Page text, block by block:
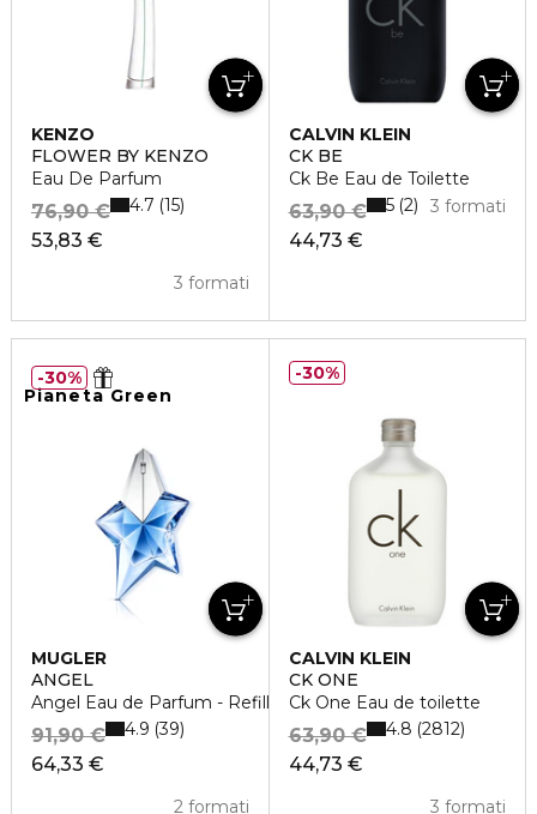
KENZO
FLOWER BY KENZO
Eau De Parfum
53,83 €
76,90 €
3 formati
4.7 15
CALVIN KLEIN
CK BE
Ck Be Eau de Toilette
44,73 €
63,90 € 3 formati
5 2
Pianeta Green
MUGLER
ANGEL
Angel Eau de Parfum - Refill
64,33 €
91,90 €
2 formati
4.9 39
30%
CALVIN KLEIN
CK ONE
Ck One Eau de toilette
44,73 €
63,90 €
3 formati
4.8 2812
30%